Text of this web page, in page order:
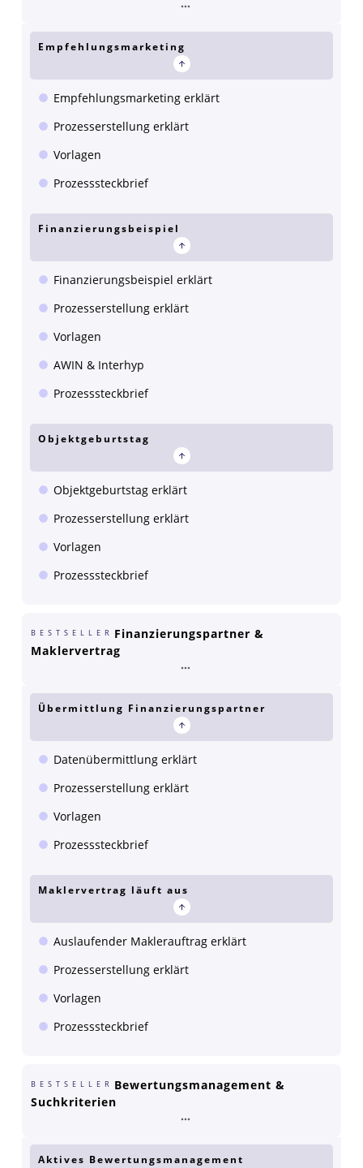
Empfehlungsmarketing
Empfehlungsmarketing erklärt
Prozesserstellung erklärt
Vorlagen
Prozesssteckbrief
Finanzierungsbeispiel
Finanzierungsbeispiel erklärt
Prozesserstellung erklärt
Vorlagen
AWIN & Interhyp
Prozesssteckbrief
Objektgeburtstag
Objektgeburtstag erklärt
Prozesserstellung erklärt
Vorlagen
Prozesssteckbrief
BESTSELLER Finanzierungspartner &
Maklervertrag
Übermittlung Finanzierungspartner
Datenübermittlung erklärt
Prozesserstellung erklärt
Vorlagen
Prozesssteckbrief
Maklervertrag läuft aus
Auslaufender Maklerauftrag erklärt
Prozesserstellung erklärt
Vorlagen
Prozesssteckbrief
BESTSELLER Bewertungsmanagement &
Suchkriterien
Aktives Bewertungsmanagement